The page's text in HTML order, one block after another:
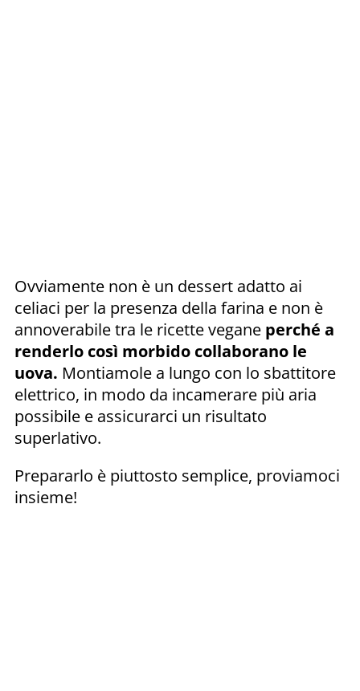
Ovviamente non è un dessert adatto ai
celiaci per la presenza della farina e non è
annoverabile tra le ricette vegane perché a
renderlo così morbido collaborano le
uova. Montiamole a lungo con lo sbattitore
elettrico, in modo da incamerare più aria
possibile e assicurarci un risultato
superlativo.
Prepararlo è piuttosto semplice, proviamoci
insieme!